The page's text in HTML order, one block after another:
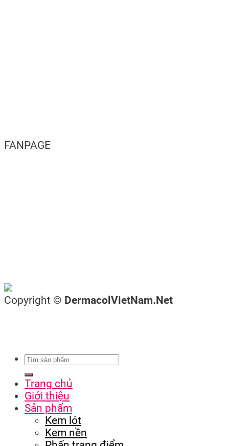
FANPAGE
Copyright © DermacolVietNam.Net
Trang chủ
Giới thiệu
Sản phẩm
Kem lót
Kem nền